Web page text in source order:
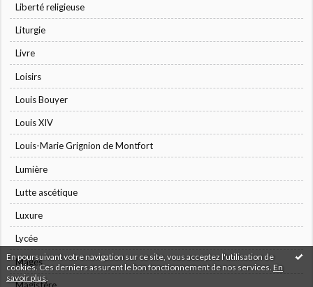
En poursuivant votre navigation sur ce site, vous acceptez l'utilisation de
cookies. Ces derniers assurent le bon fonctionnement de nos services. En
savoir plus
Liberté religieuse
Liturgie
Livre
Loisirs
Louis Bouyer
Louis XIV
Louis-Marie Grignion de Montfort
Lumière
Lutte ascétique
Luxure
Lycée
Mages